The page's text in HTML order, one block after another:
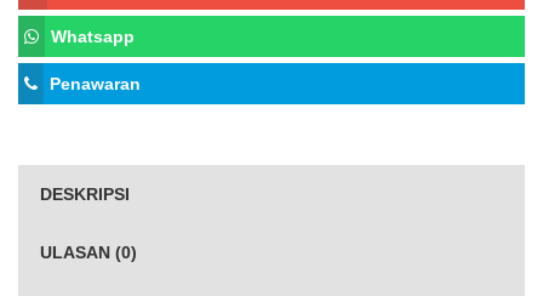
Whatsapp
Penawaran
DESKRIPSI
ULASAN (0)